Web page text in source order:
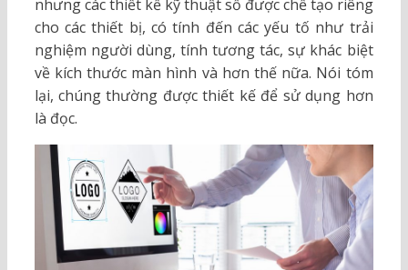
nhưng các thiết kế kỹ thuật số được chế tạo riêng
cho các thiết bị, có tính đến các yếu tố như trải
nghiệm người dùng, tính tương tác, sự khác biệt
về kích thước màn hình và hơn thế nữa. Nói tóm
lại, chúng thường được thiết kế để sử dụng hơn
là đọc.